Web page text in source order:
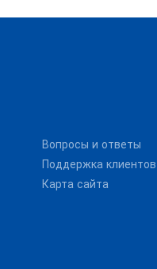
Вопросы и ответы
Поддержка клиентов
Карта сайта